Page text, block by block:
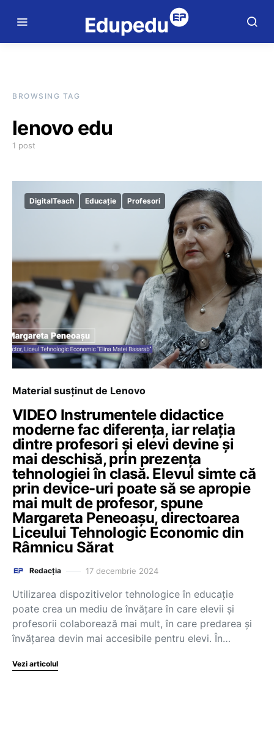
BROWSING TAG
lenovo edu
1 post
DigitalTeach Educație Profesori
Material susținut de Lenovo
VIDEO Instrumentele didactice
moderne fac diferența, iar relația
dintre profesori și elevi devine și
mai deschisă, prin prezența
tehnologiei în clasă. Elevul simte că
prin device-uri poate să se apropie
mai mult de profesor, spune
Margareta Peneoașu, directoarea
Liceului Tehnologic Economic din
Râmnicu Sărat
Redacția 17 decembrie 2024
Utilizarea dispozitivelor tehnologice în educație
poate crea un mediu de învățare în care elevii și
profesorii colaborează mai mult, în care predarea și
învățarea devin mai accesibile pentru elevi. În…
Vezi articolul